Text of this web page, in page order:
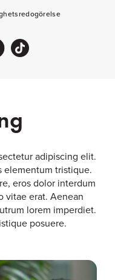
adipiscing elit.
elementum tristique.
eros dolor interdum
vitae erat. Aenean
lorem imperdiet.
posuere.